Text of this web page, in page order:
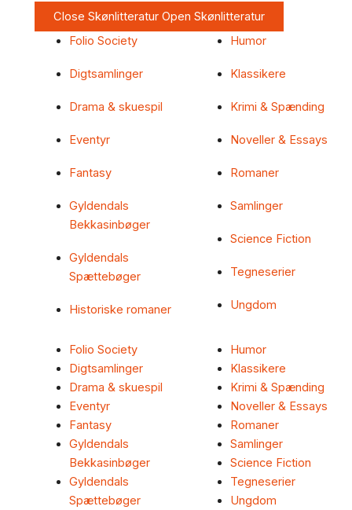
Close Skønlitteratur Open Skønlitteratur
Folio Society
Digtsamlinger
Drama & skuespil
Eventyr
Fantasy
Gyldendals
Bekkasinbøger
Gyldendals
Spættebøger
Historiske romaner
Humor
Klassikere
Krimi & Spænding
Noveller & Essays
Romaner
Samlinger
Science Fiction
Tegneserier
Ungdom
Folio Society
Digtsamlinger
Drama & skuespil
Eventyr
Fantasy
Gyldendals
Bekkasinbøger
Gyldendals
Spættebøger
Humor
Klassikere
Krimi & Spænding
Noveller & Essays
Romaner
Samlinger
Science Fiction
Tegneserier
Ungdom